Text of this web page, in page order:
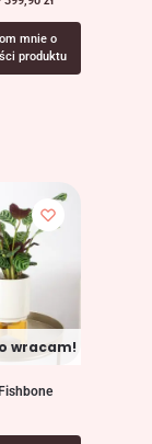
mnie o
produktu
wracam!